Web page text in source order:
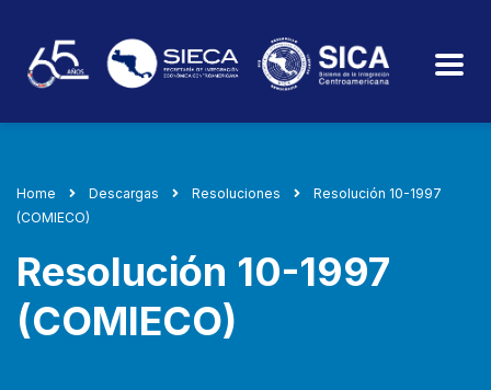
Home Descargas Resoluciones
Resolución 10-1997
(COMIECO)
Resolución 10-1997
(COMIECO)